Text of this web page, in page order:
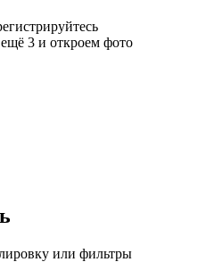
3 и откроем фото
или фильтры